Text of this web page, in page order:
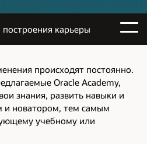
карьеры
происходят постоянно.
Oracle Academy,
знания, развить навыки и
и новатором, тем самым
учебному или